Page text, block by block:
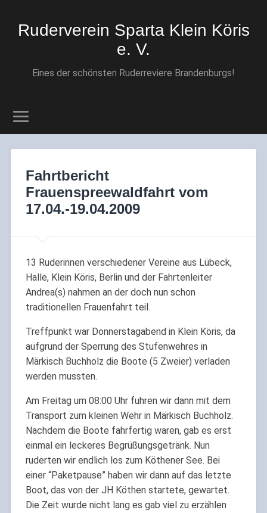
Ruderverein Sparta Klein Köris
e. V.
Eines der schönsten Ruderreviere Brandenburgs!
Fahrtbericht
Frauenspreewaldfahrt vom
17.04.-19.04.2009
13 Ruderinnen verschiedener Vereine aus Lübeck,
Halle, Klein Köris, Berlin und der Fahrtenleiter
Andrea(s) nahmen an der doch nun schon
traditionellen Frauenfahrt teil.
Treffpunkt war Donnerstagabend in Klein Köris, da
aufgrund der Sperrung des Stufenwehres in
Märkisch Buchholz die Boote (5 Zweier) verladen
werden mussten.
Am Freitag um 08:00 Uhr fuhren wir dann mit dem
Transport zum kleinen Wehr in Märkisch Buchholz.
Nachdem die Boote fahrfertig waren, gab es erst
einmal ein leckeres Begrüßungsgetränk. Nun
ruderten wir endlich los zum Köthener See. Bei
einer “Paketpause” haben wir dann auf das letzte
Boot, das von der JH Köthen startete, gewartet.
Die Zeit wurde nicht lang es gab viel zu erzählen